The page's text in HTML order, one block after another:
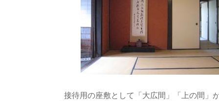
接待用の座敷として「大広間」「上の間」